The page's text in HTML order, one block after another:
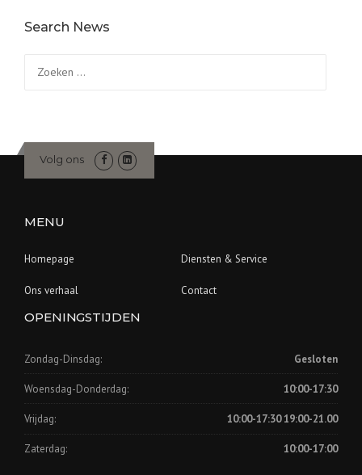
Search News
Volg ons
MENU
Homepage Diensten & Service
Ons verhaal Contact
OPENINGSTIJDEN
Zondag-Dinsdag: Gesloten
Woensdag-Donderdag: 10:00-17:30
Vrijdag: 10:00-17:30 19:00-21.00
Zaterdag: 10:00-17:00